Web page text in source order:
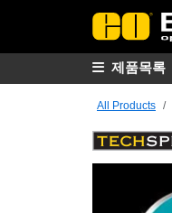
제품목록
All Products